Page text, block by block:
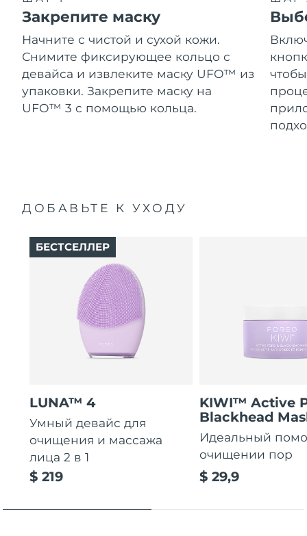
Закрепите маску
Начните с чистой и сухой кожи.
Снимите фиксирующее кольцо с
девайса и извлеките маску UFO™ из
упаковки. Закрепите маску на
UFO™ 3 с помощью кольца.
ДОБАВЬТЕ К УХОДУ
LUNA™ 4
Умный девайс для
очищения и массажа
лица 2 в 1
$ 219
БЕСТСЕЛЛЕР
KIWI™ Active
Blackhead
Идеальный
очищении пор
$ 29,9